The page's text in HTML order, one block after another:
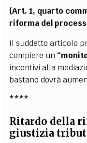
(Art. 1, quarto
riforma del
Il suddetto articolo
compiere un
incentivi alla
bastano dovrà
****
Ritardo della
giustizia